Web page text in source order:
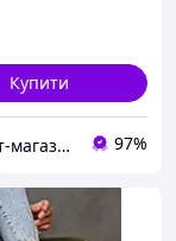
Купити
Інтернет-магазин Soloveiko.com.ua - одяг та взуття для всієї сім’ї, Україна 97%